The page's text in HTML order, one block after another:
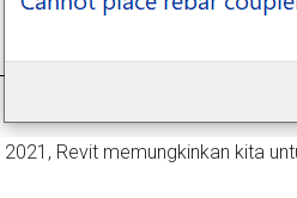
2021, Revit memungkinkan kita